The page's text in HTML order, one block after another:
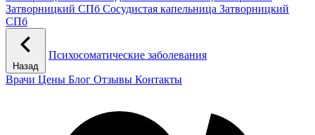
Затворницкий СПб Сосудистая капельница Затворницкий
СПб
Назад
Психосоматические заболевания
Врачи Цены Блог Отзывы Контакты